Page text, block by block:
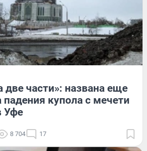
две части»: названа еще
падения купола с мечети
Уфе
8 704 17